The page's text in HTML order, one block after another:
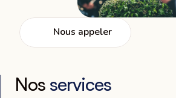
Nous appeler
Nos services